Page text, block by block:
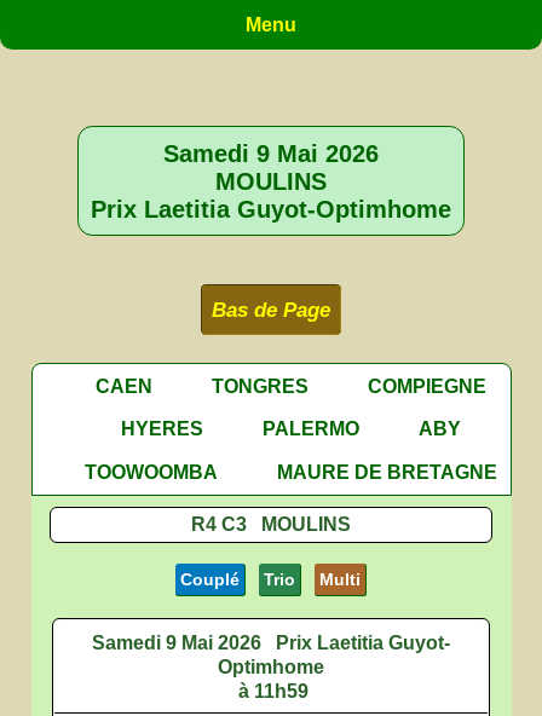
Menu
Samedi 9 Mai 2026
MOULINS
Prix Laetitia Guyot-Optimhome
Bas de Page
CAEN TONGRES
COMPIEGNE
HYERES
PALERMO
ABY
TOOWOOMBA
MAURE DE BRETAGNE
R4 C3 MOULINS
Couplé Trio Multi
Samedi 9 Mai 2026
Prix Laetitia Guyot-
Optimhome
à 11h59